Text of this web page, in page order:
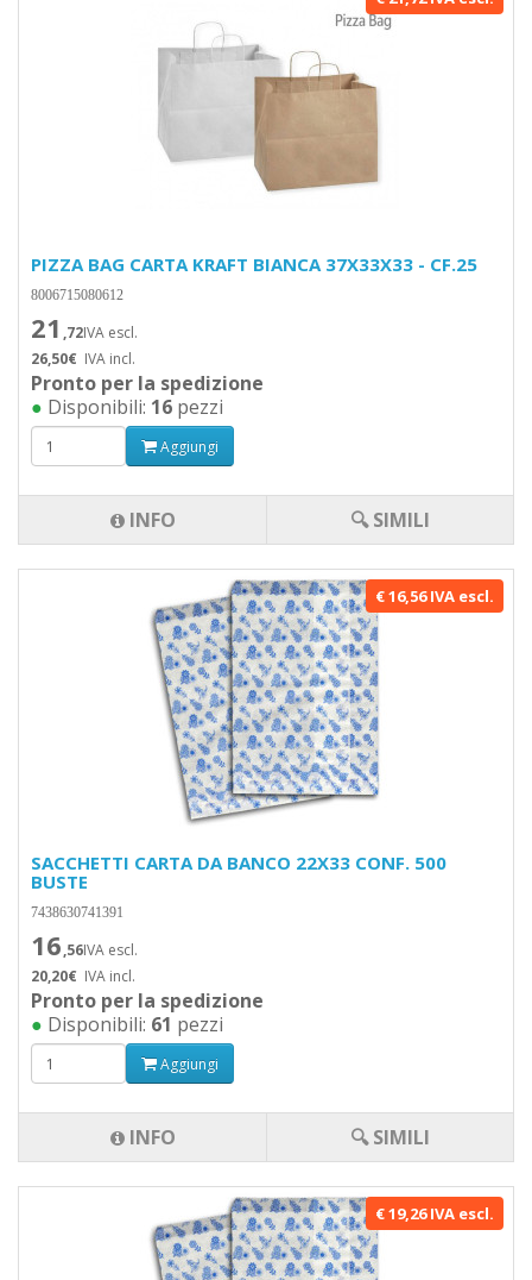
PIZZA BAG CARTA KRAFT BIANCA 37X33X33 - CF.25
8006715080612
21 ,72IVA escl.
26,50€ IVA incl.
Pronto per la spedizione
● Disponibili: 16 pezzi
Aggiungi
INFO 🔍 SIMILI
€ 16,56 IVA escl.
SACCHETTI CARTA DA BANCO 22X33 CONF. 500
BUSTE
7438630741391
16,56IVA escl.
20,20€ IVA incl.
Pronto per la spedizione
● Disponibili: 61 pezzi
Aggiungi
INFO 🔍 SIMILI
€ 19,26 IVA escl.